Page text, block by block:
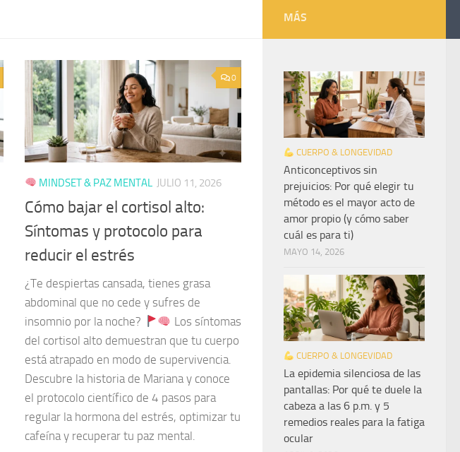
0
MINDSET & PAZ MENTAL JULIO 11, 2026
Cómo bajar el cortisol alto:
Síntomas y protocolo para
reducir el estrés
¿Te despiertas cansada, tienes grasa
abdominal que no cede y sufres de
insomnio por la noche?
Los síntomas
del cortisol alto demuestran que tu cuerpo
está atrapado en modo de supervivencia.
Descubre la historia de Mariana y conoce
el protocolo científico de 4 pasos para
regular la hormona del estrés, optimizar tu
cafeína y recuperar tu paz mental.
MÁS
CUERPO & LONGEVIDAD
Anticonceptivos sin
prejuicios: Por qué elegir tu
método es el mayor acto de
amor propio (y cómo saber
cuál es para ti)
MAYO 14, 2026
CUERPO & LONGEVIDAD
La epidemia silenciosa de las
pantallas: Por qué te duele la
cabeza a las 6 p.m. y 5
remedios reales para la fatiga
ocular